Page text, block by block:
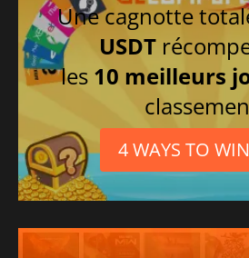
Une cagnotte
USDT
les 10 meilleurs
4 WAYS TO